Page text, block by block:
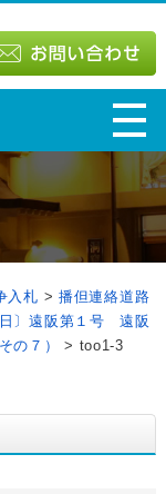
入札 > 播但連絡道路
日〕遠阪第１号 遠阪
の７）
> too1-3